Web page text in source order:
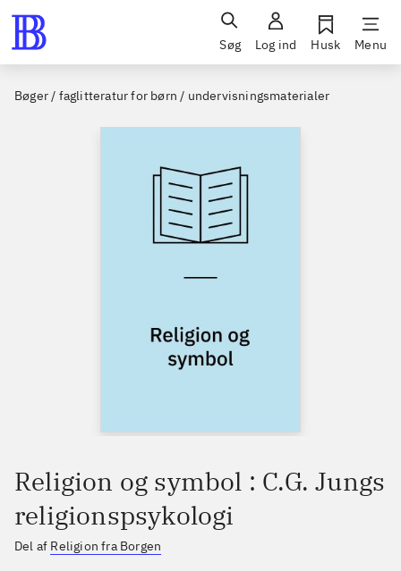
Søg Log ind Husk Menu
Bøger / faglitteratur for børn / undervisningsmaterialer
Religion og symbol : C.G. Jungs
religionspsykologi
Del af Religion fra Borgen